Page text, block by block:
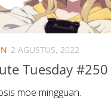
2 AGUSTUS, 2022
Tuesday #250
moe mingguan.